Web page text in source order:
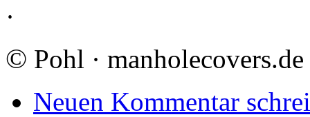
·
© Pohl · manholecovers.de
Neuen Kommentar